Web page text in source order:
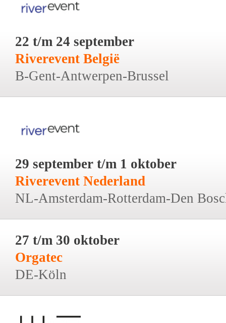
22 t/m 24 september
Riverevent België
B-Gent-Antwerpen-Brussel
29 september t/m 1 oktober
Riverevent Nederland
NL-Amsterdam-Rotterdam-Den
27 t/m 30 oktober
Orgatec
DE-Köln